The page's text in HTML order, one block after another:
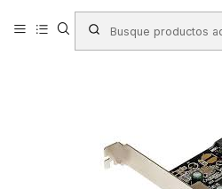
Productos REDES Tarjetas
TARJETA PCI-E STARTECH USB 3.0